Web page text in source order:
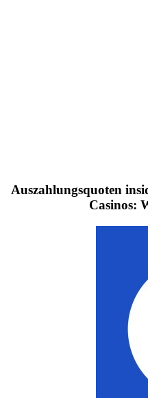
Auszahlungsquoten
Casinos: